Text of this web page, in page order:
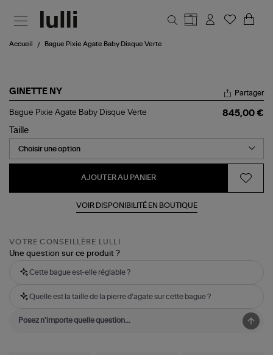
Accueil Bague Pixie Agate Baby Disque Verte
GINETTE NY
Bague
Agate
Baby
Disque
Verte
Partager
Bague Pixie Agate Baby Disque Verte
845,00 €
Taille
AJOUTER AU PANIER
VOIR DISPONIBILITÉ EN BOUTIQUE
VOTRE CONSEILLÈRE LULLI
Une question sur ce produit ?
Cette bague est-elle réglable ?
Quelle est la taille de la pierre d'agate sur cette bague ?